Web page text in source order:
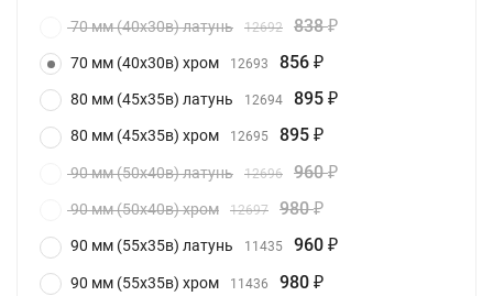
70 мм (40x30в) латунь 12692 838₽
70 мм (40x30в) хром 12693 856 ₽
80 мм (45x35в) латунь 12694 895 ₽
80 мм (45x35в) хром 12695 895 ₽
90 мм (50х40в) латунь 12696 960₽
90 мм (50х40в) хром 12697 980₽
90 мм (55x35в) латунь 11435 960 ₽
90 мм (55x35в) хром 11436 980 ₽